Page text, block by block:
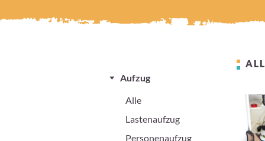
Aufzug
Alle
Lastenaufzug
Personenaufzug